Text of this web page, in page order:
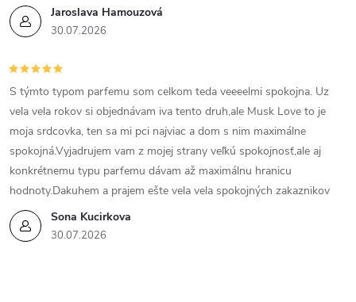
Jaroslava Hamouzová
30.07.2026
Sona Kucirkova
30.07.2026
S týmto typom parfemu som celkom teda veeeelmi spokojna. Uz
vela vela rokov si objednávam iva tento druh,ale Musk Love to je
moja srdcovka, ten sa mi pci najviac a dom s nim maximálne
spokojná.Vyjadrujem vam z mojej strany veľkú spokojnosť,ale aj
konkrétnemu typu parfemu dávam až maximálnu hranicu
hodnoty.Dakuhem a prajem ešte vela vela spokojných zakaznikov